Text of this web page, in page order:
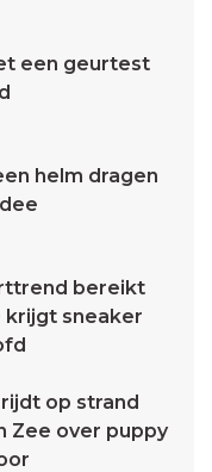
een geurtest
helm dragen
bereikt
krijgt sneaker
op strand
Zee over puppy